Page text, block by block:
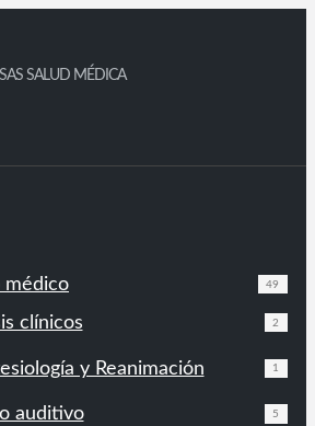
SALUD MÉDICA
médico
49
clínicos 2
y Reanimación 1
auditivo 5